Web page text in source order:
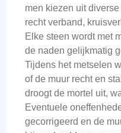
men kiezen uit
recht verband,
Elke steen wordt met
de naden gelijkmatig
Tijdens het metselen
of de muur recht en
droogt de mortel uit,
Eventuele
gecorrigeerd en de